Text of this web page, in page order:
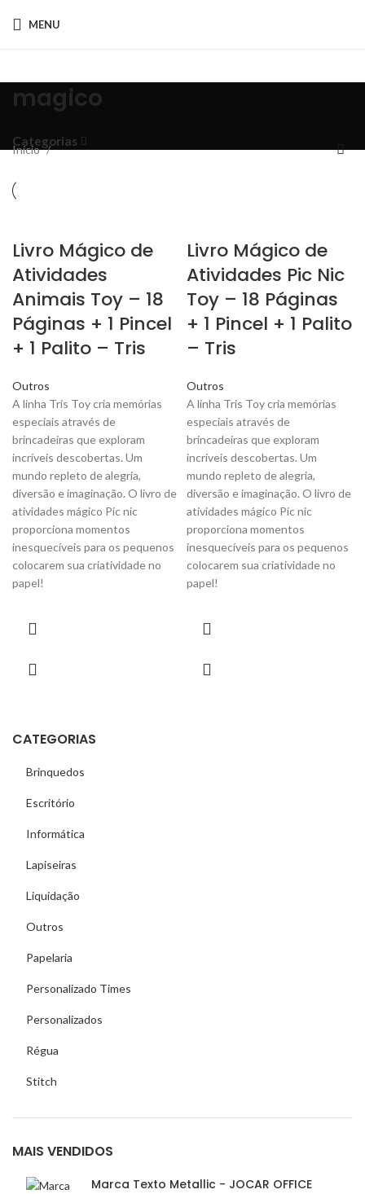
MENU
magico
Categorias
CATEGORIAS
Brinquedos
Escritório
Informática
Lapiseiras
Liquidação
Outros
Papelaria
Personalizado Times
Personalizados
Régua
Stitch
MAIS VENDIDOS
Marca Texto Metallic - JOCAR OFFICE
Início
Livro Mágico de
Atividades
Animais Toy – 18
Páginas + 1 Pincel
+ 1 Palito – Tris
Outros
A linha Tris Toy cria memórias
especiais através de
brincadeiras que exploram
incríveis descobertas. Um
mundo repleto de alegria,
diversão e imaginação. O livro de
atividades mágico Pic nic
proporciona momentos
inesquecíveis para os pequenos
colocarem sua criatividade no
papel!
Livro Mágico de
Atividades Pic Nic
Toy – 18 Páginas
+ 1 Pincel + 1 Palito
– Tris
Outros
A linha Tris Toy cria memórias
especiais através de
brincadeiras que exploram
incríveis descobertas. Um
mundo repleto de alegria,
diversão e imaginação. O livro de
atividades mágico Pic nic
proporciona momentos
inesquecíveis para os pequenos
colocarem sua criatividade no
papel!